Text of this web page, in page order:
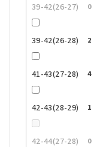
39-42(26-27) 0
39-42(26-28) 2
41-43(27-28) 4
42-43(28-29) 1
42-44(27-28) 0